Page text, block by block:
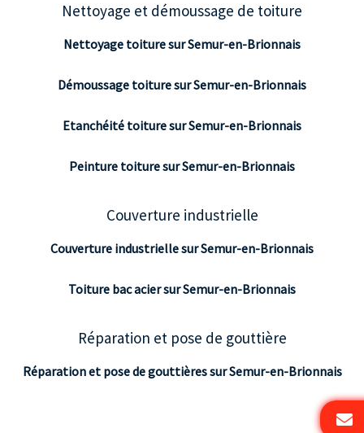
Nettoyage et démoussage de toiture
Nettoyage toiture sur Semur-en-Brionnais
Démoussage toiture sur Semur-en-Brionnais
Etanchéité toiture sur Semur-en-Brionnais
Peinture toiture sur Semur-en-Brionnais
Couverture industrielle
Couverture industrielle sur Semur-en-Brionnais
Toiture bac acier sur Semur-en-Brionnais
Réparation et pose de gouttière
Réparation et pose de gouttières sur Semur-en-Brionnais